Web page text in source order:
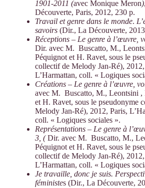
1901-2011 (avec Monique Meron)
Découverte, Paris, 2012, 230 p.
Travail et genre dans le monde.
savoirs (Dir., La Découverte,
Réceptions – Le genre à l’œuvre,
Dir. avec M. Buscatto, M.,
Péquignot et H. Ravet, sous le
collectif de Melody Jan-Ré), 2012,
L’Harmattan, coll. « Logiques
Créations – Le genre à l’œuvre,
avec M. Buscatto, M., Leontsini ,
et H. Ravet, sous le pseudonyme
Melody Jan-Ré), 2012, Paris,
coll. « Logiques sociales ».
Représentations – Le genre à
3, (Dir. avec M. Buscatto, M.,
Péquignot et H. Ravet, sous le
collectif de Melody Jan-Ré), 2012,
L’Harmattan, coll. « Logiques
Je travaille, donc je suis.
féministes (Dir., La Découverte,